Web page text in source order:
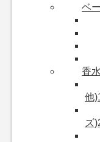
ベ
香
他)
ズ)